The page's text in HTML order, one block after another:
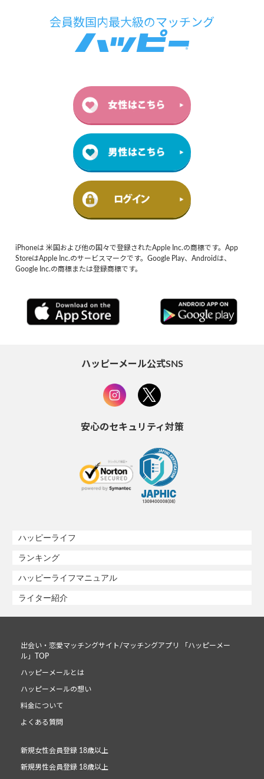
iPhoneは 米国および他の国々で登録されたApple Inc.の商標です。App
StoreはApple Inc.のサービスマークです。Google Play、Androidは、
Google Inc.の商標または登録商標です。
ハッピーメール公式SNS
安心のセキュリティ対策
ハッピーライフ
ランキング
ハッピーライフマニュアル
ライター紹介
出会い・恋愛マッチングサイト/マッチングアプリ 「ハッピーメー
ル」TOP
ハッピーメールとは
ハッピーメールの想い
料金について
よくある質問
新規女性会員登録 18歳以上
新規男性会員登録 18歳以上